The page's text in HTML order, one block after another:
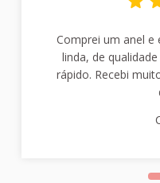
Comprei um anel e
linda, de
rápido. Recebi